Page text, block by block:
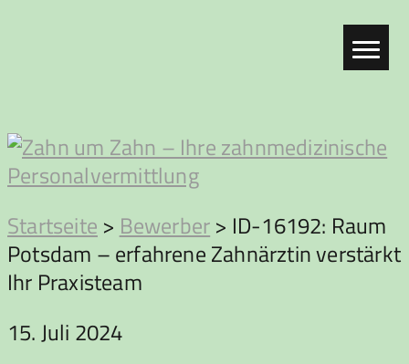
Zahn
um
Zahn
Startseite > Bewerber> ID-16192: Raum
Potsdam – erfahrene Zahnärztin verstärkt
Ihr Praxisteam
15. Juli 2024